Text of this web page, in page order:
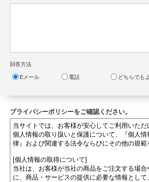
回答方法
Eメール 電話 どちらでも
プライバシーポリシーをご確認ください。